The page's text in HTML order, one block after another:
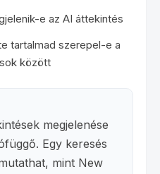
e az AI áttekintés
tartalmad szerepel-e a
között
megjelenése
Egy keresés
mint New